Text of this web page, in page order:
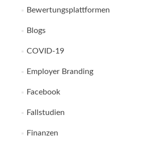
Bewertungsplattformen
Blogs
COVID-19
Employer Branding
Facebook
Fallstudien
Finanzen